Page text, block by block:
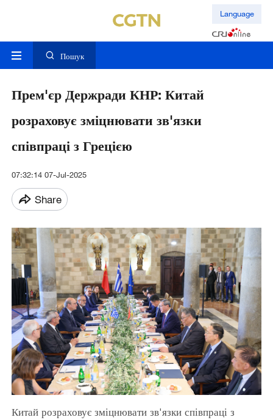
Language
Пошук
Прем'єр Держради КНР: Китай
розраховує зміцнювати зв'язки
співпраці з Грецією
07:32:14 07-Jul-2025
Share
Китай розраховує зміцнювати зв'язки співпраці з